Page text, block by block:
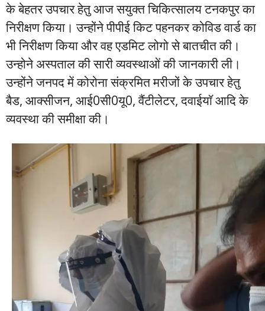
के बेहतर उपचार हेतु आज सयुक्त चिकित्सालय टनकपुर का
निरीक्षण किया। उन्होंने पीपीई किट पहनकर कोविड वार्ड का
भी निरीक्षण किया और वह एडमिट लोगो से बातचीत की।
उन्होने अस्पताल की सारी व्यवस्थाओं की जानकारी ली।
उन्होंने जनपद में कोरोना संक्रमित मरीजों के उपचार हेतु
बैड, आक्सीजन, आई0सी0यू0, वैंटीलेटर, दवाईयाॅ आदि के
व्यवस्था की समीक्षा की।